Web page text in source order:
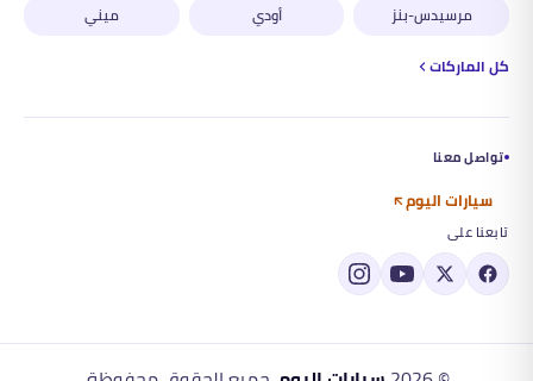
مرسيدس-بنز
أودي
ميني
كل الماركات
تواصل معنا
سيارات اليوم
تابعنا على